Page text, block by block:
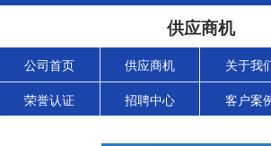
供应商机
公司首页 供应商机 关于我
荣誉认证 招聘中心 客户案